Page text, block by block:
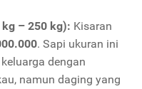
– 250 kg): Kisaran
. Sapi ukuran ini
dengan
namun daging yang